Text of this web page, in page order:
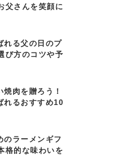
父さんを笑顔に
れる父の日のプ
び方のコツや予
肉を贈ろう！
れるおすすめ10
のラーメンギフ
格的な味わいを